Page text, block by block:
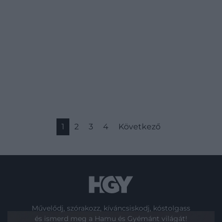
1 2 3 4 Következő
Művelődj, szórakozz, kíváncsiskodj, kóstolgass
és ismerd meg a Hamu és Gyémánt világát!